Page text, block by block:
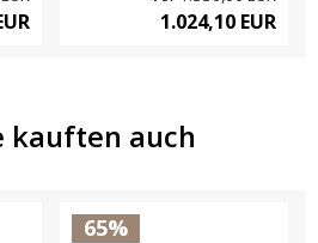
1.024,10 EUR
kauften auch
65%